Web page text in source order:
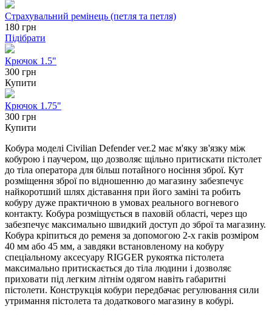
Страхувальний ремінець (петля та петля)
180 грн
Підібрати
Крючок 1.5"
300 грн
Купити
Крючок 1.75"
300 грн
Купити
Кобура моделі Civilian Defender ver.2 має м'яку зв'язку між
кобурою і паучером, що дозволяє щільно притискати пістолет
до тіла оператора для більш потайного носіння зброї. Кут
розміщення зброї по відношенню до магазину забезпечує
найкоротший шлях діставання при його заміні та робить
кобуру дуже практичною в умовах реального вогневого
контакту. Кобура розміщується в паховій області, через що
забезпечує максимально швидкий доступ до зброї та магазину.
Кобура кріпиться до ременя за допомогою 2-х гаків розміром
40 мм або 45 мм, а завдяки встановленому на кобуру
спеціальному аксесуару RIGGER рукоятка пістолета
максимально притискається до тіла людини і дозволяє
приховати під легким літнім одягом навіть габаритні
пістолети. Конструкція кобури передбачає регулювання сили
утримання пістолета та додаткового магазину в кобурі.